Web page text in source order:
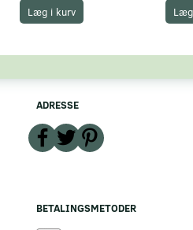
Læg i kurv
ADRESSE
BETALINGSMETODER